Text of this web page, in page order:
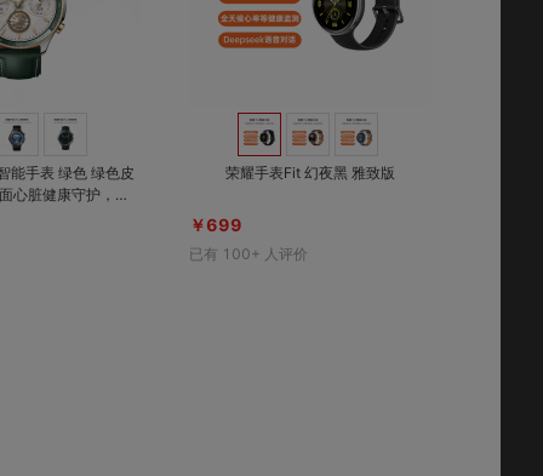
能手表 绿色 绿色皮 荣耀手表Fit 幻夜黑 雅致版
￥699
已有 100+ 人评价